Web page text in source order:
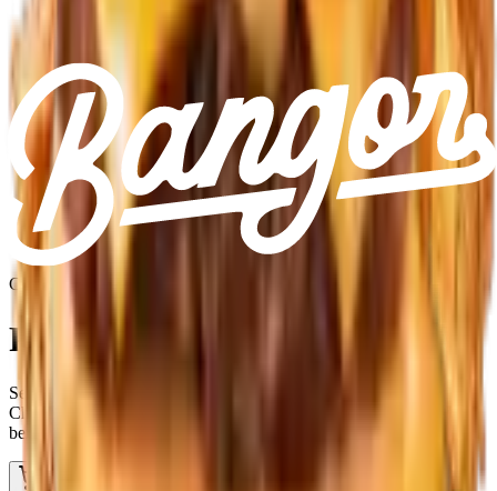
Cheese Burger
Pitik Cheese
Semua hal punya waktunya sendiri buat bersinar, kayak si Pitik
Cheese. Meskipun beda dari burger lainnya, patty ayam tetep bisa
bersinar di waktu yang tepat. Misal, pas kamu lagi laper-lapernya.
Order Now